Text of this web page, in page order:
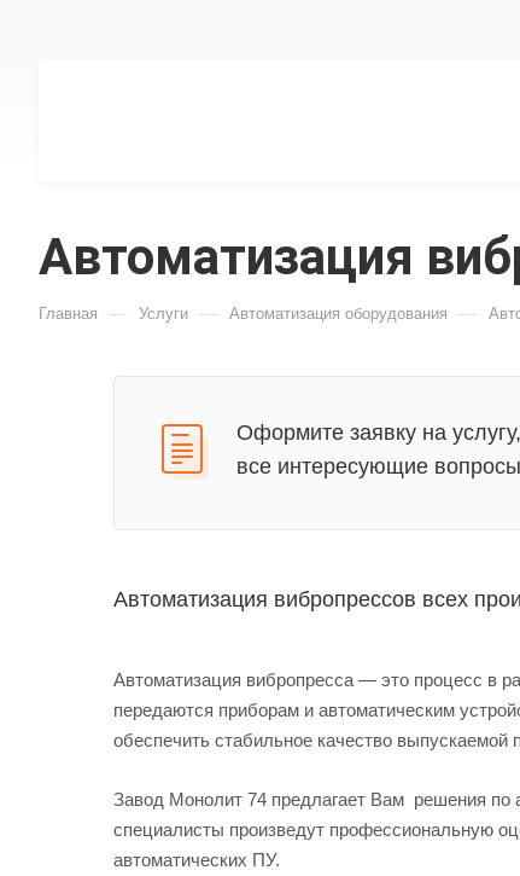
Автоматизация
Главная — Услуги — Автоматизация оборудования —
Оформите заявку на
все интересующие
Автоматизация вибропрессов всех
Автоматизация вибропресса — это процесс в
передаются приборам и автоматическим
обеспечить стабильное качество
Завод Монолит 74 предлагает Вам решения по
специалисты произведут профессиональную
автоматических ПУ.